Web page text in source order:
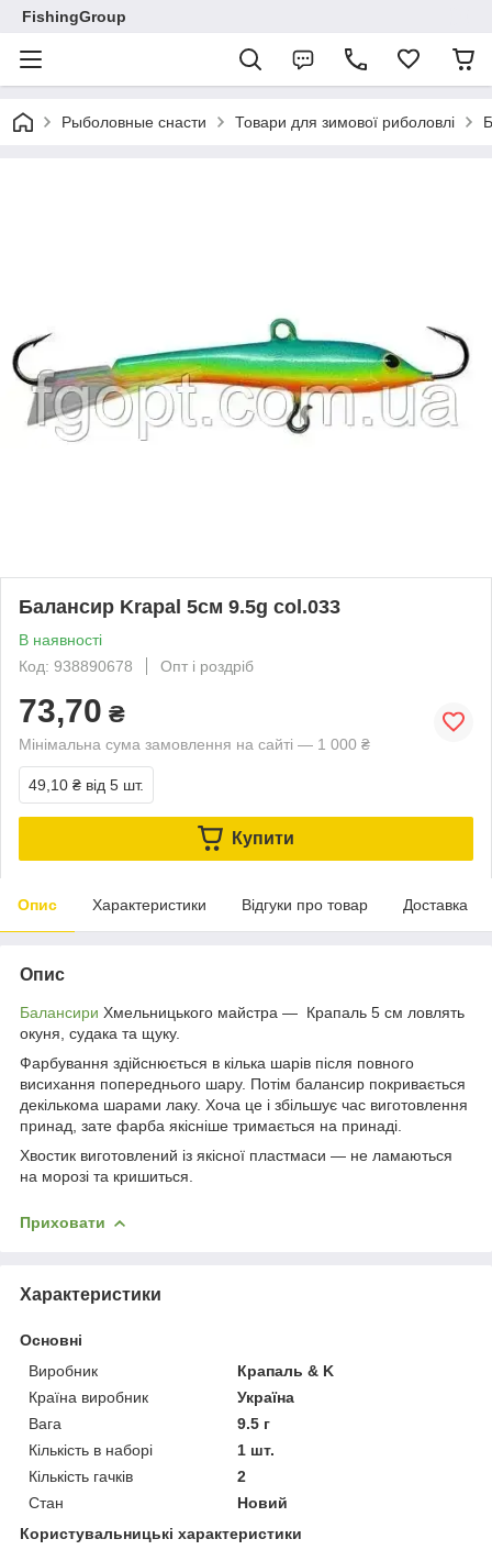
FishingGroup
Рыболовные снасти Товари для зимової риболовлі
Балансир Krapal 5см 9.5g col.033
В наявності
Код: 938890678
Опт і роздріб
73,70 ₴
Мінімальна сума замовлення на сайті — 1 000 ₴
49,10 ₴ від 5 шт.
Купити
Опис Характеристики Відгуки про товар Доставка
Опис
Балансири Хмельницького майстра — Крапаль 5 см ловлять
окуня, судака та щуку.
Фарбування здійснюється в кілька шарів після повного
висихання попереднього шару. Потім балансир покривається
декількома шарами лаку. Хоча це і збільшує час виготовлення
принад, зате фарба якісніше тримається на принаді.
Хвостик виготовлений із якісної пластмаси — не ламаються
на морозі та кришиться.
Приховати
Характеристики
Основні
Виробник
Крапаль & K
Країна виробник
Україна
Вага
9.5 г
Кількість в наборі
1 шт.
Кількість гачків
2
Стан
Новий
Користувальницькі характеристики